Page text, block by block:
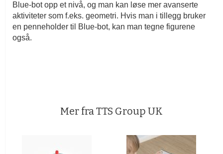
Blue-bot opp et nivå, og man kan løse mer avanserte
aktiviteter som f.eks. geometri. Hvis man i tillegg bruker
en penneholder til Blue-bot, kan man tegne figurene
også.
Mer fra TTS Group UK